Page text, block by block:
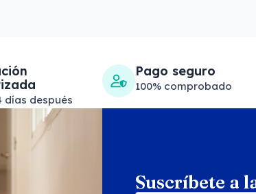
días después
Pago seguro
100% comprobado
Suscríbete a